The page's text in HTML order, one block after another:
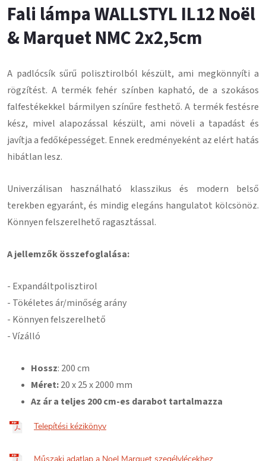
Fali lámpa WALLSTYL IL12 Noël
& Marquet NMC 2x2,5cm
A padlócsík sűrű polisztirolból készült, ami megkönnyíti a
rögzítést. A termék fehér színben kapható, de a szokásos
falfestékekkel bármilyen színűre festhető. A termék festésre
kész, mivel alapozással készült, ami növeli a tapadást és
javítja a fedőképességet. Ennek eredményeként az elért hatás
hibátlan lesz.
Univerzálisan használható klasszikus és modern belső
terekben egyaránt, és mindig elegáns hangulatot kölcsönöz.
Könnyen felszerelhető ragasztással.
A jellemzők összefoglalása:
- Expandáltpolisztirol
- Tökéletes ár/minőség arány
- Könnyen felszerelhető
- Vízálló
Hossz: 200 cm
Méret:20x 25 x 2000 mm
Az ár a teljes 200 cm-es darabot tartalmazza
Telepítési kézikönyv
Műszaki adatlap a Noel Marquet szegélylécekhez